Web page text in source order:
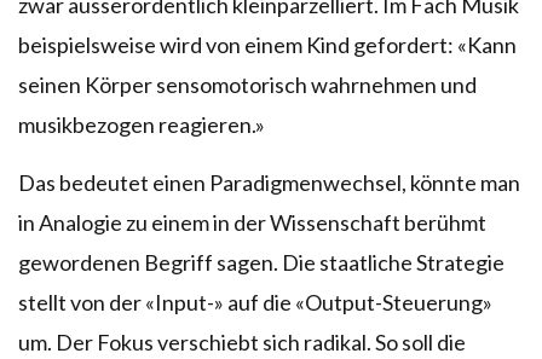
beispielsweise wird von einem Kind gefordert: «Kann
seinen Körper sensomotorisch wahrnehmen und
musikbezogen reagieren.»
Das bedeutet einen Paradigmenwechsel, könnte man
in Analogie zu einem in der Wissenschaft berühmt
gewordenen Begriff sagen. Die staatliche Strategie
stellt von der «Input-» auf die «Output-Steuerung»
um. Der Fokus verschiebt sich radikal. So soll die